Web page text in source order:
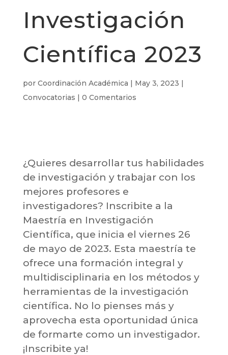
Investigación
Científica 2023
por Coordinación Académica | May 3, 2023 |
Convocatorias | 0 Comentarios
¿Quieres desarrollar tus habilidades
de investigación y trabajar con los
mejores profesores e
investigadores? Inscribite a la
Maestría en Investigación
Científica, que inicia el viernes 26
de mayo de 2023. Esta maestría te
ofrece una formación integral y
multidisciplinaria en los métodos y
herramientas de la investigación
científica. No lo pienses más y
aprovecha esta oportunidad única
de formarte como un investigador.
¡Inscribite ya!